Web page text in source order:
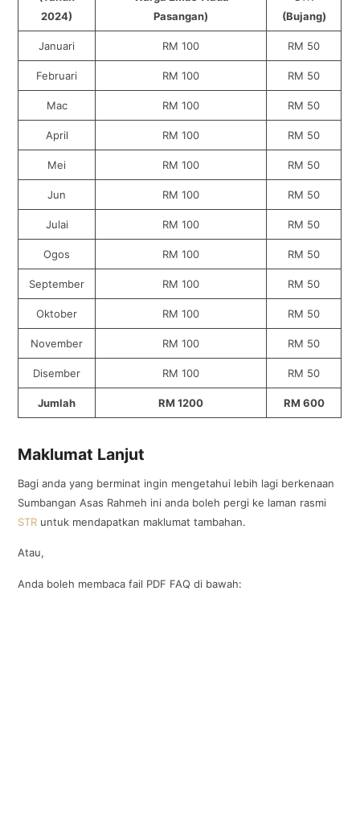
2024)
Pasangan)
(Bujang)
Januari RM 100 RM 50
Februari RM 100 RM 50
Mac RM 100 RM 50
April RM 100 RM 50
Mei RM 100 RM 50
Jun RM 100 RM 50
Julai RM 100 RM 50
Ogos RM 100 RM 50
September RM 100 RM 50
Oktober RM 100 RM 50
November RM 100 RM 50
Disember RM 100 RM 50
Jumlah RM 1200 RM 600
Maklumat Lanjut
Bagi anda yang berminat ingin mengetahui lebih lagi berkenaan
Sumbangan Asas Rahmeh ini anda boleh pergi ke laman rasmi
STR untuk mendapatkan maklumat tambahan.
Atau,
Anda boleh membaca fail PDF FAQ di bawah: